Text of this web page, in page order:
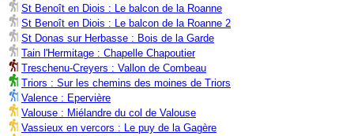
St Benoît en Diois : Le balcon de la Roanne
St Benoît en Diois : Le balcon de la Roanne 2
St Donas sur Herbasse : Bois de la Garde
Tain l'Hermitage : Chapelle Chapoutier
Treschenu-Creyers : Vallon de Combeau
Triors : Sur les chemins des moines de Triors
Valence : Epervière
Valouse : Miélandre du col de Valouse
Vassieux en vercors : Le puy de la Gagère